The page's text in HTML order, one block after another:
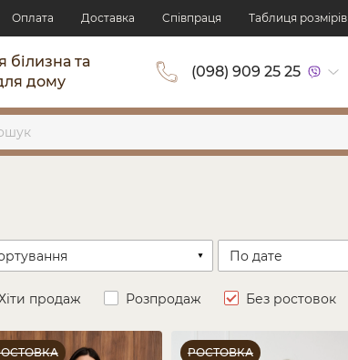
Оплата Доставка Cпівпраця Таблиця розмірів
білизна та
дому
(098) 909 25 25
продаж Розпродаж Без ростовок
РОСТОВКА